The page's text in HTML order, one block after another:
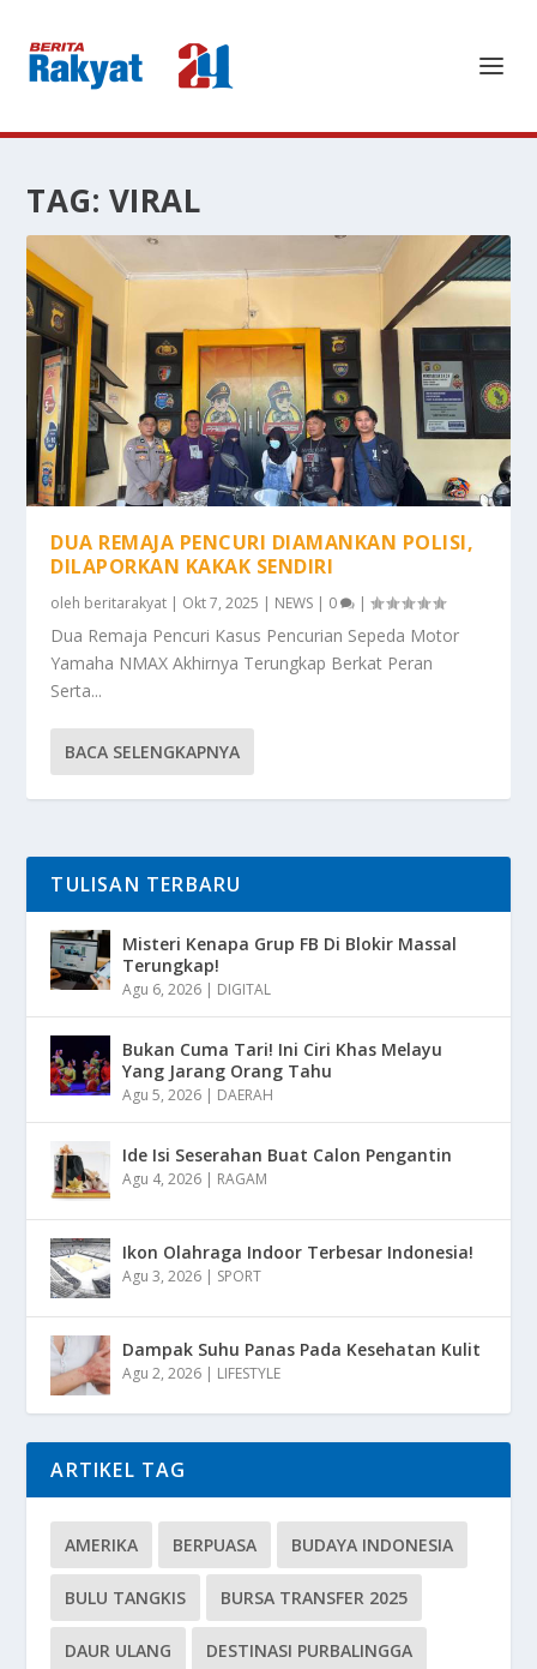
TAG: VIRAL
DUA REMAJA PENCURI DIAMANKAN POLISI,
DILAPORKAN KAKAK SENDIRI
oleh beritarakyat | Okt 7, 2025 | NEWS | 0 |
Dua Remaja Pencuri Kasus Pencurian Sepeda Motor
Yamaha NMAX Akhirnya Terungkap Berkat Peran
Serta...
BACA SELENGKAPNYA
TULISAN TERBARU
Misteri Kenapa Grup FB Di Blokir Massal
Terungkap!
Agu 6, 2026 | DIGITAL
Bukan Cuma Tari! Ini Ciri Khas Melayu
Yang Jarang Orang Tahu
Agu 5, 2026 | DAERAH
Ide Isi Seserahan Buat Calon Pengantin
Agu 4, 2026 | RAGAM
Ikon Olahraga Indoor Terbesar Indonesia!
Agu 3, 2026 | SPORT
Dampak Suhu Panas Pada Kesehatan Kulit
Agu 2, 2026 | LIFESTYLE
ARTIKEL TAG
AMERIKA BERPUASA BUDAYA INDONESIA
BULU TANGKIS BURSA TRANSFER 2025
DAUR ULANG DESTINASI PURBALINGGA